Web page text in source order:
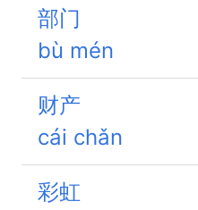
部门
bù mén
财产
cái chǎn
彩虹